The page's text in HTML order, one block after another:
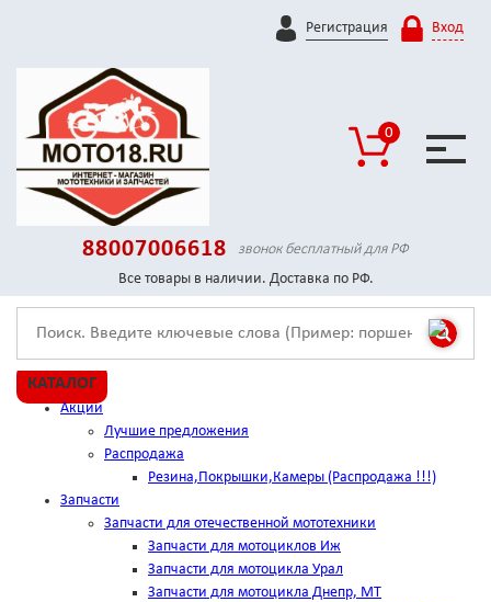
Регистрация Вход
0
88007006618
звонок бесплатный для РФ
Все товары в наличии. Доставка по РФ.
КАТАЛОГ
Акции
Лучшие предложения
Распродажа
Резина,Покрышки,Камеры (Распродажа !!!)
Запчасти
Запчасти для отечественной мототехники
Запчасти для мотоциклов Иж
Запчасти для мотоцикла Урал
Запчасти для мотоцикла Днепр, МТ